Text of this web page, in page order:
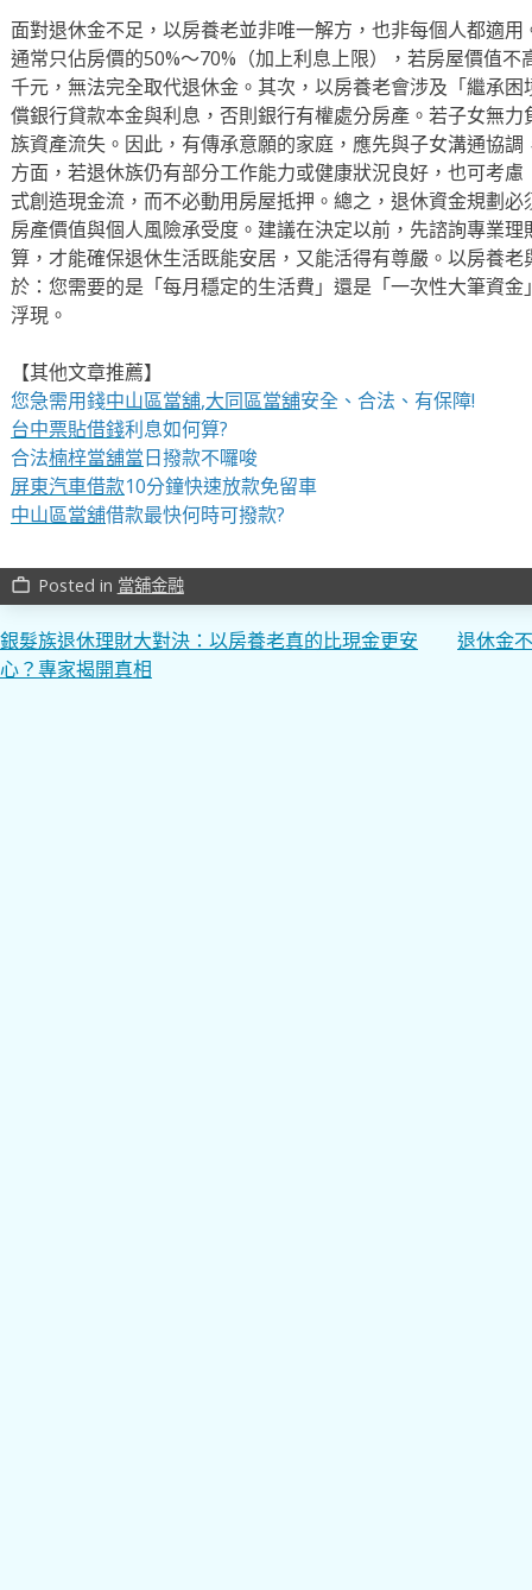
面對退休金不足，以房養老並非唯一解方，也非每個人都適
通常只佔房價的50%～70%（加上利息上限），若房屋價值
千元，無法完全取代退休金。其次，以房養老會涉及「繼承
償銀行貸款本金與利息，否則銀行有權處分房產。若子女無
族資產流失。因此，有傳承意願的家庭，應先與子女溝通協
方面，若退休族仍有部分工作能力或健康狀況良好，也可考
式創造現金流，而不必動用房屋抵押。總之，退休資金規劃
房產價值與個人風險承受度。建議在決定以前，先諮詢專業
算，才能確保退休生活既能安居，又能活得有尊嚴。以房養
於：您需要的是「每月穩定的生活費」還是「一次性大筆資
浮現。
【其他文章推薦】
您急需用錢中山區當舖,大同區當舖安全、合法、有保障!
台中票貼借錢利息如何算?
合法楠梓當舖當日撥款不囉唆
屏東汽車借款10分鐘快速放款免留車
中山區當舖借款最快何時可撥款?
work_outline Posted in 當舖金融
文
章
銀髮族退休理財大對決：以房養老真的比現金更安
心？專家揭開真相
退休金